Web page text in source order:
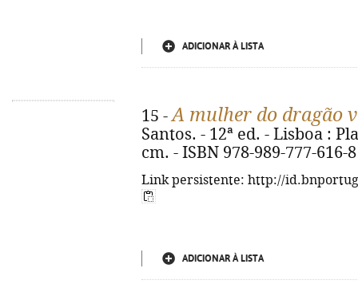
ADICIONAR À LISTA
15 -A mulher do dragão
Santos. - 12ª ed. - Lisboa :
cm. - ISBN 978-989-777-616-8
Link persistente: http://
ADICIONAR À LISTA